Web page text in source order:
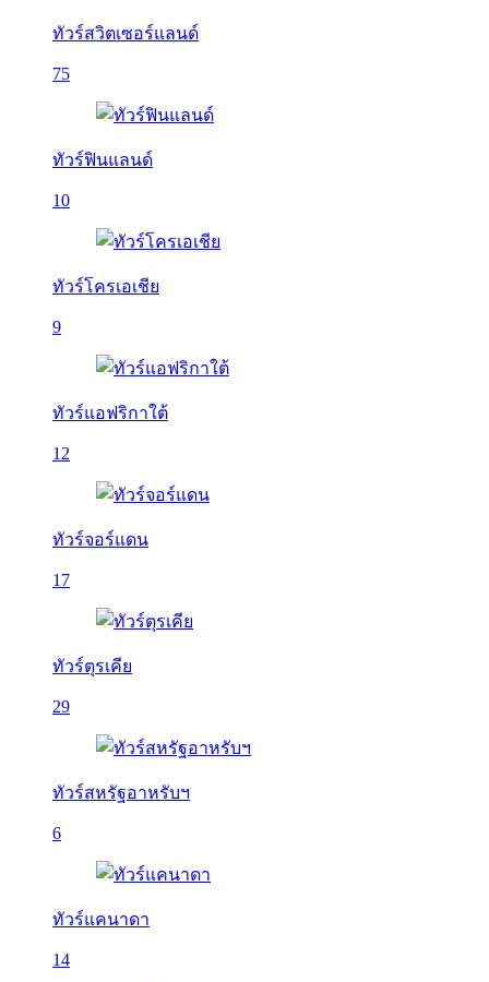
ทัวร์สวิตเซอร์แลนด์
75
ทัวร์ฟินแลนด์
10
ทัวร์โครเอเชีย
9
ทัวร์แอฟริกาใต้
12
ทัวร์จอร์แดน
17
ทัวร์ตุรเคีย
29
ทัวร์สหรัฐอาหรับฯ
6
ทัวร์แคนาดา
14